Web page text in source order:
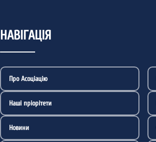
НАВІГАЦІЯ
Про Асоціацію
Наші пріорітети
Новини